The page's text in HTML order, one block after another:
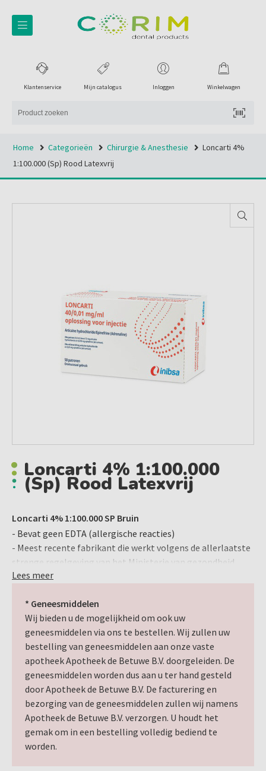
Winkelwagen
Inloggen
Mijn catalogus
Klantenservice
Home Categorieën Chirurgie & Anesthesie
Loncarti 4%
1:100.000 (sp) Rood Latexvrij
Loncarti 4% 1:100.000
(sp) Rood Latexvrij
Loncarti 4% 1:100.000 SP Bruin
- Bevat geen EDTA (allergische reacties)
- Meest recente fabrikant die werkt volgens de allerlaatste
strenge regelgeving van het Ministerie van gezondheid.
- ISO kleurcodering van de cartridge tevens verder verwerkt
- Zeer hoge kwaliteit (0 withdrawals from the market)
Inhoud:
50 x 1,8 ml
Lees meer
* Geneesmiddelen
Wij bieden u de mogelijkheid om ook uw
geneesmiddelen via ons te bestellen. Wij zullen uw
bestelling van geneesmiddelen aan onze vaste
apotheek Apotheek de Betuwe B.V. doorgeleiden. De
geneesmiddelen worden dus aan u ter hand gesteld
door Apotheek de Betuwe B.V. De facturering en
bezorging van de geneesmiddelen zullen wij namens
Apotheek de Betuwe B.V. verzorgen. U houdt het
gemak om in een bestelling volledig bediend te
worden.